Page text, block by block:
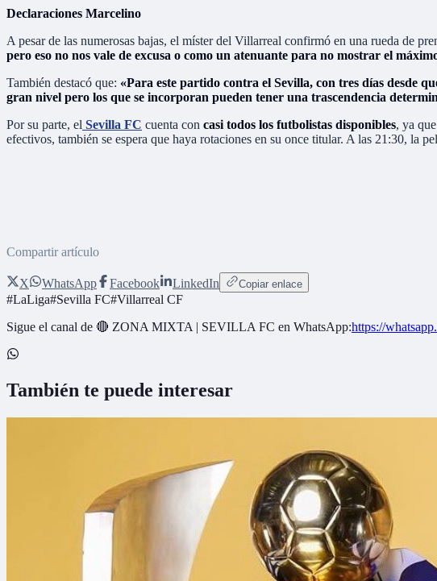
Declaraciones Marcelino
A pesar de las numerosas bajas, el míster del Villarreal confirmó en una rueda de
pero eso no nos vale de excusa o como un atenuante para no mostrar el
También destacó que: «Para este partido contra el Sevilla, con tres días desde
gran nivel pero los que se incorporan pueden tener una trascendencia
Por su parte, el Sevilla FC cuenta con casi todos los futbolistas disponibles, ya
efectivos, también se espera que haya rotaciones en su once titular. A las 21:30, la
Compartir artículo
X WhatsApp Facebook LinkedIn Copiar enlace
#LaLiga#Sevilla FC#Villarreal CF
Sigue el canal de 🔴 ZONA MIXTA | SEVILLA FC en WhatsApp:https://
También te puede interesar